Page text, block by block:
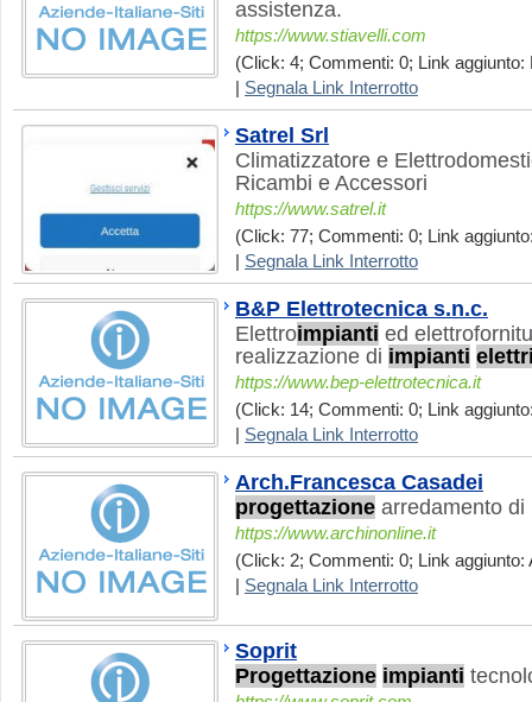
assistenza.
https://www.stiavelli.com
(Click: 4; Commenti: 0; Link aggiunto:
Segnala Link Interrotto
Satrel Srl
Climatizzatore e
Ricambi e Accessori
https://www.satrel.it
(Click: 77; Commenti: 0; Link
Segnala Link Interrotto
B&P Elettrotecnica s.n.c.
Elettroimpianti ed
realizzazione di impianti
https://www.bep-elettrotecnica.it
(Click: 14; Commenti: 0; Link
Segnala Link Interrotto
Arch.Francesca Casadei
progettazione arredamento di
https://www.archinonline.it
(Click: 2; Commenti: 0; Link aggiunto:
Segnala Link Interrotto
Soprit
Progettazione impianti